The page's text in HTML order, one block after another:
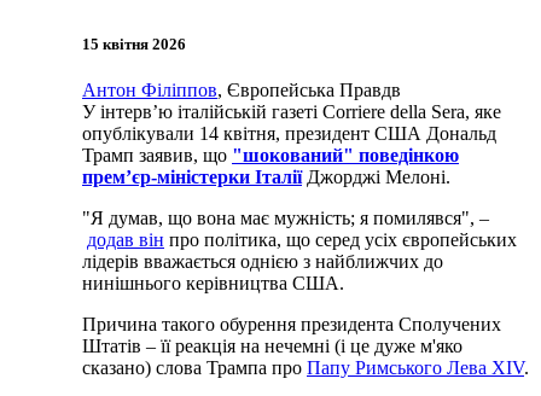
15 квітня 2026
Антон Філіппов, Європейська Правдв
У інтерв’ю італійській газеті Corriere della Sera, яке
опублікували 14 квітня, президент США Дональд
Трамп заявив, що "шокований" поведінкою
прем’єр-міністерки ІталіїДжорджі Мелоні.
"Я думав, що вона має мужність; я помилявся", –
додав він про політика, що серед усіх європейських
лідерів вважається однією з найближчих до
нинішнього керівництва США.
Причина такого обурення президента Сполучених
Штатів – її реакція на нечемні (і це дуже м'яко
сказано) слова Трампа про Папу Римського Лева XIV.